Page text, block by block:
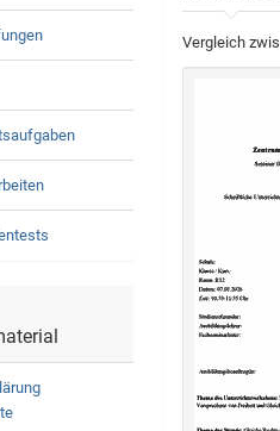
Vergleich